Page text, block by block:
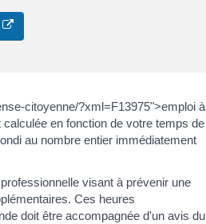
citoyenne/?xml=F13975">emploi à
en fonction de votre temps de
au nombre entier immédiatement
visant à prévenir une
Ces heures
doit être accompagnée d'un avis du